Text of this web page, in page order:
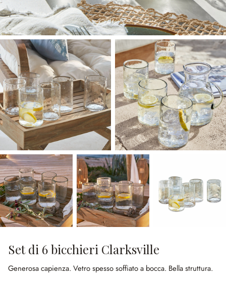
Set di 6 bicchieri Clarksville
Generosa capienza. Vetro spesso soffiato a bocca. Bella struttura.